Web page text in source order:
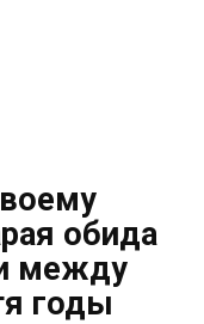
обида
между
годы